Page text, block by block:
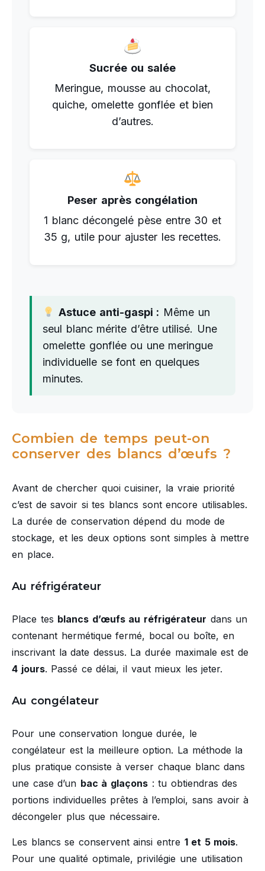
Sucrée ou salée
Meringue, mousse au chocolat,
quiche, omelette gonflée et bien
d’autres.
Peser après congélation
1 blanc décongelé pèse entre 30 et
35 g, utile pour ajuster les recettes.
Astuce anti-gaspi : Même un
seul blanc mérite d’être utilisé. Une
omelette gonflée ou une meringue
individuelle se font en quelques
minutes.
Combien de temps peut-on
conserver des blancs d’œufs ?
Avant de chercher quoi cuisiner, la vraie priorité
c’est de savoir si tes blancs sont encore utilisables.
La durée de conservation dépend du mode de
stockage, et les deux options sont simples à mettre
en place.
Au réfrigérateur
Place tes blancs d’œufs au réfrigérateur dans un
contenant hermétique fermé, bocal ou boîte, en
inscrivant la date dessus. La durée maximale est de
4 jours. Passé ce délai, il vaut mieux les jeter.
Au congélateur
Pour une conservation longue durée, le
congélateur est la meilleure option. La méthode la
plus pratique consiste à verser chaque blanc dans
une case d’un bac à glaçons : tu obtiendras des
portions individuelles prêtes à l’emploi, sans avoir à
décongeler plus que nécessaire.
Les blancs se conservent ainsi entre 1 et 5 mois.
Pour une qualité optimale, privilégie une utilisation